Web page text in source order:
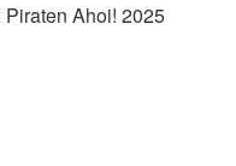
Ahoi! 2025